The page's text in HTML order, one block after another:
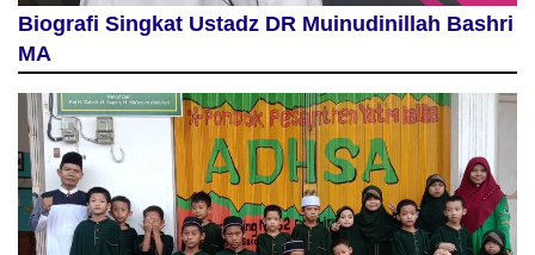
Biografi Singkat Ustadz DR Muinudinillah Bashri
MA